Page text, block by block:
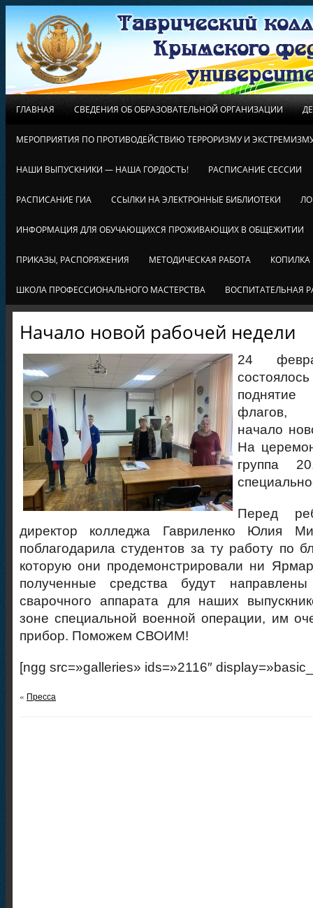
ГЛАВНАЯ СВЕДЕНИЯ ОБ ОБРАЗОВАТЕЛЬНОЙ ОРГАНИЗАЦИИ
МЕРОПРИЯТИЯ ПО ПРОТИВОДЕЙСТВИЮ ТЕРРОРИЗМУ И
НАШИ ВЫПУСКНИКИ — НАША ГОРДОСТЬ! РАСПИСАНИЕ СЕССИИ
РАСПИСАНИЕ ГИА ССЫЛКИ НА ЭЛЕКТРОННЫЕ БИБЛИОТЕКИ
ИНФОРМАЦИЯ ДЛЯ ОБУЧАЮЩИХСЯ ПРОЖИВАЮЩИХ В ОБЩЕЖИТИИ
ПРИКАЗЫ, РАСПОРЯЖЕНИЯ МЕТОДИЧЕСКАЯ РАБОТА КОПИЛКА
ШКОЛА ПРОФЕССИОНАЛЬНОГО МАСТЕРСТВА ВОСПИТАТЕЛЬНАЯ
Начало новой рабочей недели
24
поднятие
флагов,
начало
На
группа
Перед
директор колледжа Гавриленко Юлия
поблагодарила студентов за ту работу по
которую они продемонстрировали ни
полученные средства будут
сварочного аппарата для наших
зоне специальной военной операции, им
прибор. Поможем СВОИМ!
[ngg src=»galleries» ids=»2116″
« Пресса